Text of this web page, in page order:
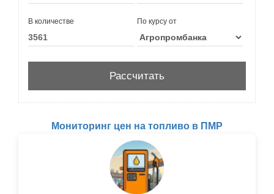
В количестве По курсу от
Мониторинг цен на топливо в ПМР